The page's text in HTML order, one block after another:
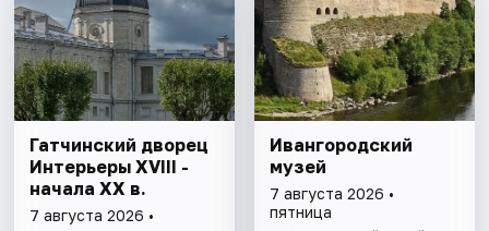
Гатчинский дворец
Интерьеры ХVIII -
начала ХХ в.
7 августа 2026 •
Ивангородский
музей
7 августа 2026 •
пятница